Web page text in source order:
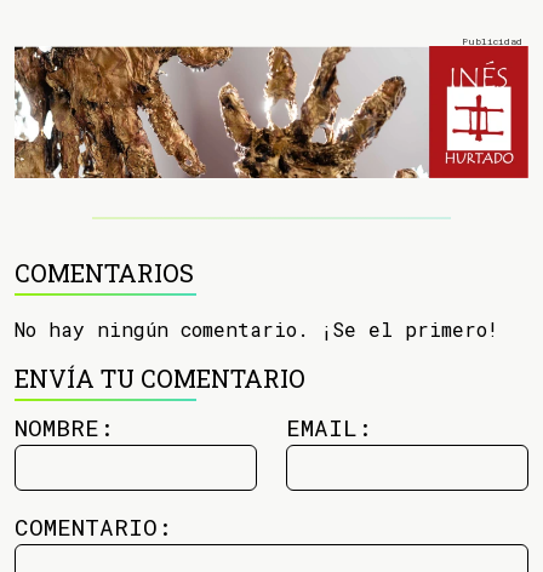
COMENTARIOS
No hay ningún comentario. ¡Se el primero!
ENVÍA TU COMENTARIO
NOMBRE: EMAIL:
COMENTARIO: